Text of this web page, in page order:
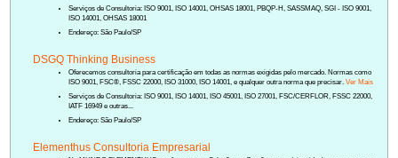
Serviços de Consultoria: ISO 9001, ISO 14001, OHSAS 18001, PBQP-H, SASSMAQ, SGI - ISO 9001,
ISO 14001, OHSAS 18001
Endereço: São Paulo/SP
DSGQ Thinking Business
Oferecemos consultoria para certificação em todas as normas exigidas pelo mercado. Normas como
ISO 9001, FSC®, FSSC 22000, ISO 31000, ISO 14001, e qualquer outra norma que precisar.Ver Mais
Serviços de Consultoria: ISO 9001, ISO 14001, ISO 45001, ISO 27001, FSC/CERFLOR, FSSC 22000,
IATF 16949 e outras...
Endereço: São Paulo/SP
Elementhus Consultoria Empresarial